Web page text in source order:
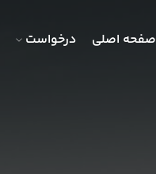
صفحه اصلی درخواست